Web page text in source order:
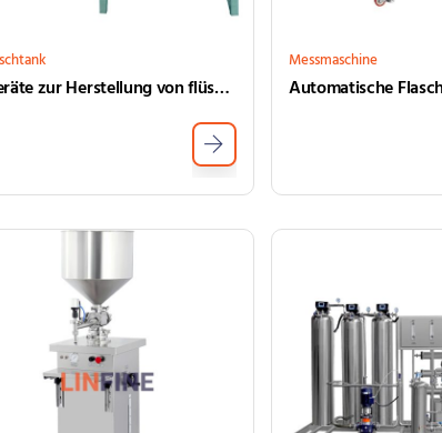
Geräte zur Herstellung von flüssigen Seifenherstellungen für die Produktion von Flüssigkeitseifen
Messmaschine